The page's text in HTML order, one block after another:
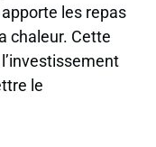
les repas
chaleur. Cette
le